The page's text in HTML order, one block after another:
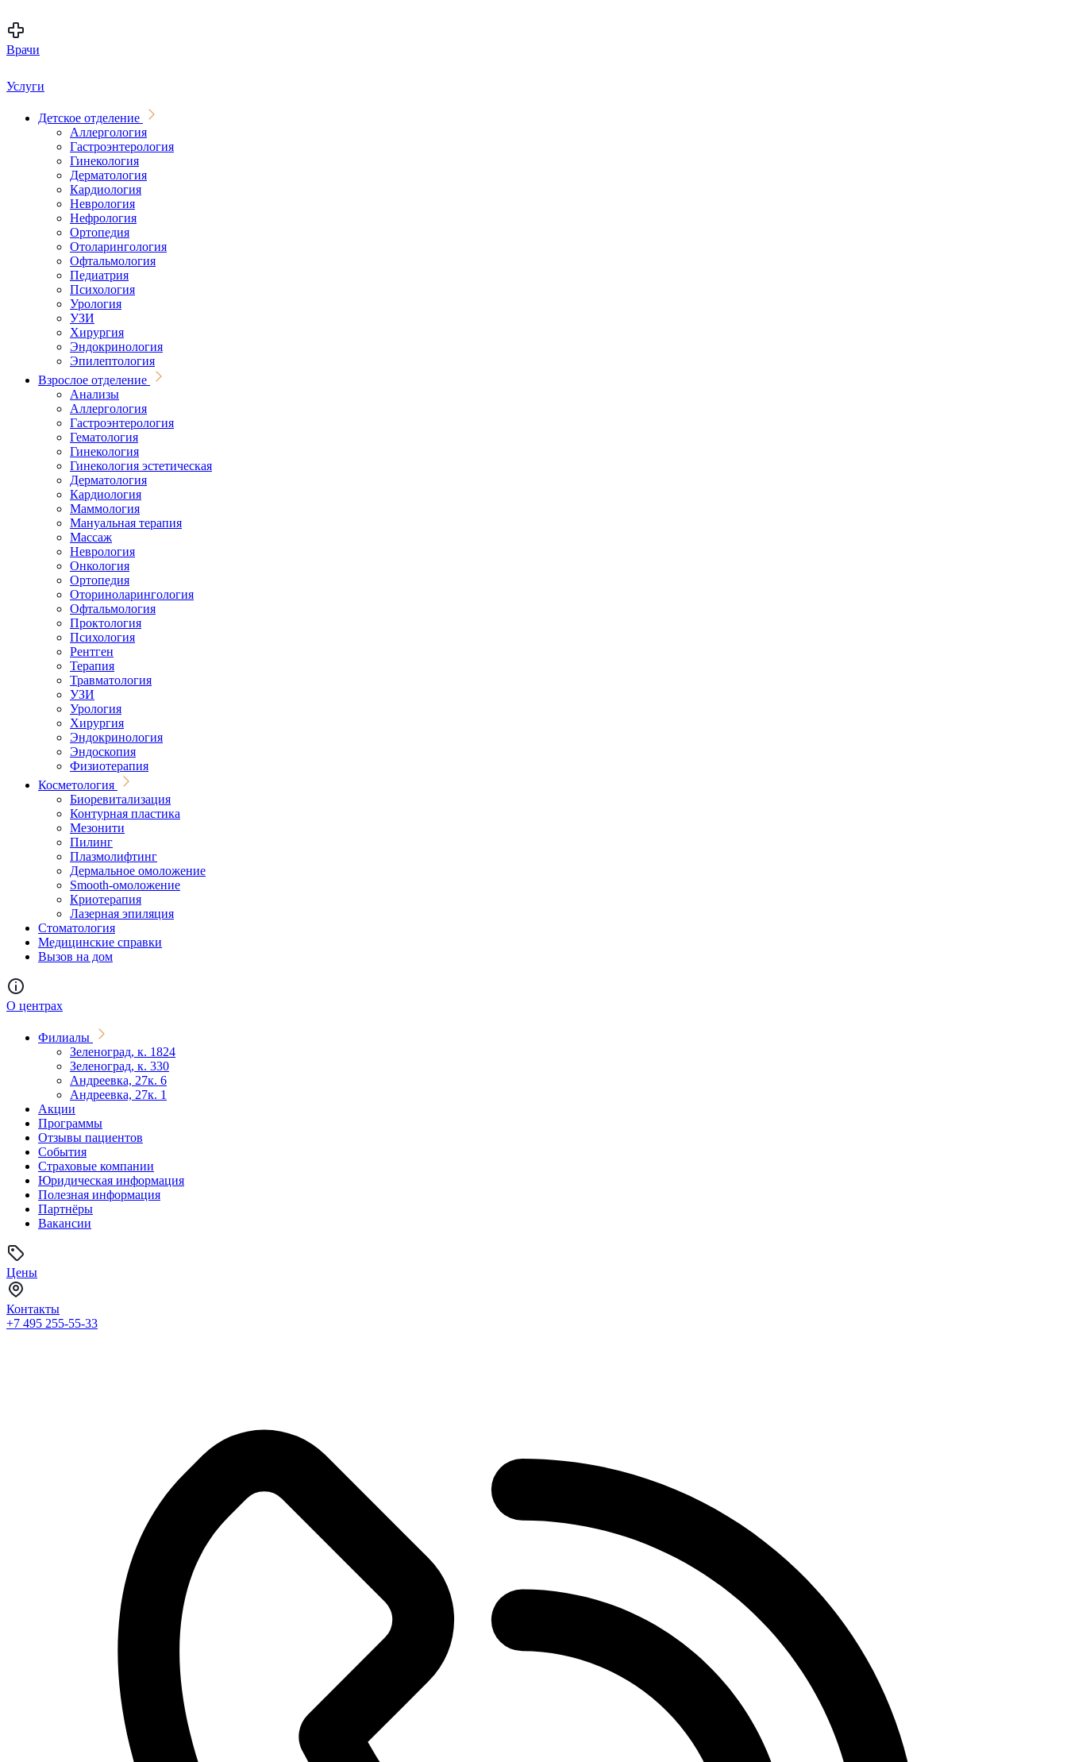
Врачи
Услуги
Детское отделение
Аллергология
Гастроэнтерология
Гинекология
Дерматология
Кардиология
Неврология
Нефрология
Ортопедия
Отоларингология
Офтальмология
Педиатрия
Психология
Урология
УЗИ
Хирургия
Эндокринология
Эпилептология
Взрослое отделение
Анализы
Аллергология
Гастроэнтерология
Гематология
Гинекология
Гинекология эстетическая
Дерматология
Кардиология
Маммология
Мануальная терапия
Массаж
Неврология
Онкология
Ортопедия
Оториноларингология
Офтальмология
Проктология
Психология
Рентген
Терапия
Травматология
УЗИ
Урология
Хирургия
Эндокринология
Эндоскопия
Физиотерапия
Косметология
Биоревитализация
Контурная пластика
Мезонити
Пилинг
Плазмолифтинг
Дермальное омоложение
Smooth-омоложение
Криотерапия
Лазерная эпиляция
Стоматология
Медицинские справки
Вызов на дом
О центрах
Филиалы
Зеленоград, к. 1824
Зеленоград, к. 330
Андреевка, 27к. 6
Андреевка, 27к. 1
Акции
Программы
Отзывы пациентов
События
Страховые компании
Юридическая информация
Полезная информация
Партнёры
Вакансии
Цены
Контакты
+7 495 255-55-33